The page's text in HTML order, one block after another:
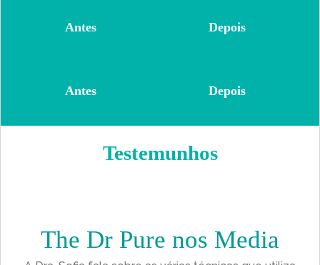
Antes Depois
Antes Depois
Testemunhos
The Dr Pure nos Media